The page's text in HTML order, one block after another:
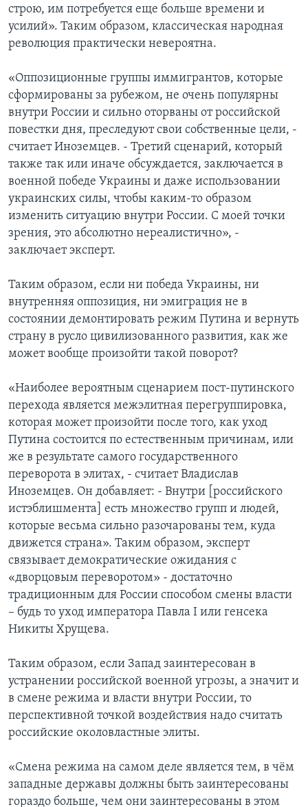
строю, им потребуется еще больше времени и
усилий». Таким образом, классическая народная
революция практически невероятна.
«Оппозиционные группы иммигрантов, которые
сформированы за рубежом, не очень популярны
внутри России и сильно оторваны от российской
повестки дня, преследуют свои собственные цели, -
считает Иноземцев. - Третий сценарий, который
также так или иначе обсуждается, заключается в
военной победе Украины и даже использовании
украинских силы, чтобы каким-то образом
изменить ситуацию внутри России. С моей точки
зрения, это абсолютно нереалистично», -
заключает эксперт.
Таким образом, если ни победа Украины, ни
внутренняя оппозиция, ни эмиграция не в
состоянии демонтировать режим Путина и вернуть
страну в русло цивилизованного развития, как же
может вообще произойти такой поворот?
«Наиболее вероятным сценарием пост-путинского
перехода является межэлитная перегруппировка,
которая может произойти после того, как уход
Путина состоится по естественным причинам, или
же в результате самого государственного
переворота в элитах, - считает Владислав
Иноземцев. Он добавляет: - Внутри [российского
истэблишмента] есть множество групп и людей,
которые весьма сильно разочарованы тем, куда
движется страна». Таким образом, эксперт
связывает демократические ожидания с
«дворцовым переворотом» - достаточно
традиционным для России способом смены власти
– будь то уход императора Павла I или генсека
Никиты Хрущева.
Таким образом, если Запад заинтересован в
устранении российской военной угрозы, а значит и
в смене режима и власти внутри России, то
перспективной точкой воздействия надо считать
российские околовластные элиты.
«Смена режима на самом деле является тем, в чём
западные державы должны быть заинтересованы
гораздо больше, чем они заинтересованы в этом